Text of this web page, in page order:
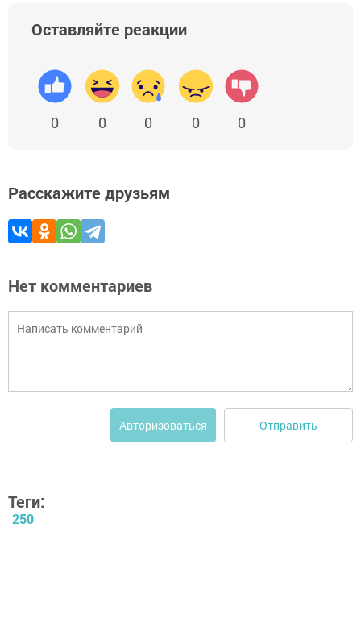
Оставляйте реакции
0 0 0 0 0
Расскажите друзьям
Нет комментариев
Авторизоваться Отправить
Теги:
250